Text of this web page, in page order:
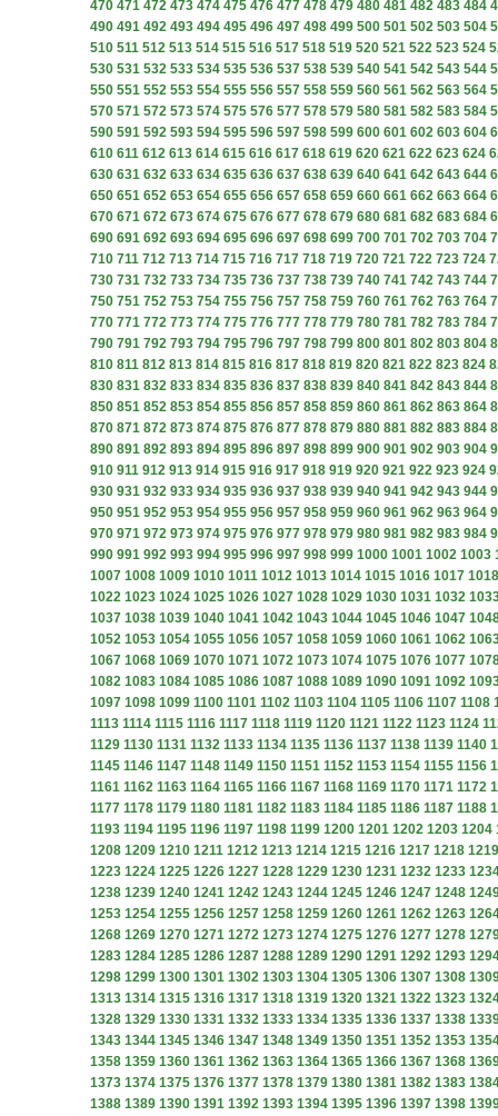
470 471 472 473 474 475 476 477 478 479 480 481 482 483 484
490 491 492 493 494 495 496 497 498 499 500 501 502 503 504
510 511 512 513 514 515 516 517 518 519 520 521 522 523 524
530 531 532 533 534 535 536 537 538 539 540 541 542 543 544
550 551 552 553 554 555 556 557 558 559 560 561 562 563 564
570 571 572 573 574 575 576 577 578 579 580 581 582 583 584
590 591 592 593 594 595 596 597 598 599 600 601 602 603 604
610 611 612 613 614 615 616 617 618 619 620 621 622 623 624
630 631 632 633 634 635 636 637 638 639 640 641 642 643 644
650 651 652 653 654 655 656 657 658 659 660 661 662 663 664
670 671 672 673 674 675 676 677 678 679 680 681 682 683 684
690 691 692 693 694 695 696 697 698 699 700 701 702 703 704
710 711 712 713 714 715 716 717 718 719 720 721 722 723 724
730 731 732 733 734 735 736 737 738 739 740 741 742 743 744
750 751 752 753 754 755 756 757 758 759 760 761 762 763 764
770 771 772 773 774 775 776 777 778 779 780 781 782 783 784
790 791 792 793 794 795 796 797 798 799 800 801 802 803 804
810 811 812 813 814 815 816 817 818 819 820 821 822 823 824
830 831 832 833 834 835 836 837 838 839 840 841 842 843 844
850 851 852 853 854 855 856 857 858 859 860 861 862 863 864
870 871 872 873 874 875 876 877 878 879 880 881 882 883 884
890 891 892 893 894 895 896 897 898 899 900 901 902 903 904
910 911 912 913 914 915 916 917 918 919 920 921 922 923 924
930 931 932 933 934 935 936 937 938 939 940 941 942 943 944
950 951 952 953 954 955 956 957 958 959 960 961 962 963 964
970 971 972 973 974 975 976 977 978 979 980 981 982 983 984
990 991 992 993 994 995 996 997 998 999 1000 1001 1002 1003
1007 1008 1009 1010 1011 1012 1013 1014 1015 1016 1017 1018
1022 1023 1024 1025 1026 1027 1028 1029 1030 1031 1032
1037 1038 1039 1040 1041 1042 1043 1044 1045 1046 1047
1052 1053 1054 1055 1056 1057 1058 1059 1060 1061 1062
1067 1068 1069 1070 1071 1072 1073 1074 1075 1076 1077
1082 1083 1084 1085 1086 1087 1088 1089 1090 1091 1092
1097 1098 1099 1100 1101 1102 1103 1104 1105 1106 1107 1108
1113 1114 1115 1116 1117 1118 1119 1120 1121 1122 1123 1124
1129 1130 1131 1132 1133 1134 1135 1136 1137 1138 1139 1140
1145 1146 1147 1148 1149 1150 1151 1152 1153 1154 1155 1156
1161 1162 1163 1164 1165 1166 1167 1168 1169 1170 1171 1172
1177 1178 1179 1180 1181 1182 1183 1184 1185 1186 1187 1188
1193 1194 1195 1196 1197 1198 1199 1200 1201 1202 1203 1204
1208 1209 1210 1211 1212 1213 1214 1215 1216 1217 1218 1219
1223 1224 1225 1226 1227 1228 1229 1230 1231 1232 1233
1238 1239 1240 1241 1242 1243 1244 1245 1246 1247 1248
1253 1254 1255 1256 1257 1258 1259 1260 1261 1262 1263
1268 1269 1270 1271 1272 1273 1274 1275 1276 1277 1278
1283 1284 1285 1286 1287 1288 1289 1290 1291 1292 1293
1298 1299 1300 1301 1302 1303 1304 1305 1306 1307 1308
1313 1314 1315 1316 1317 1318 1319 1320 1321 1322 1323
1328 1329 1330 1331 1332 1333 1334 1335 1336 1337 1338
1343 1344 1345 1346 1347 1348 1349 1350 1351 1352 1353
1358 1359 1360 1361 1362 1363 1364 1365 1366 1367 1368
1373 1374 1375 1376 1377 1378 1379 1380 1381 1382 1383
1388 1389 1390 1391 1392 1393 1394 1395 1396 1397 1398